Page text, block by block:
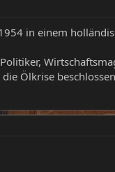
in einem
Ölkrise